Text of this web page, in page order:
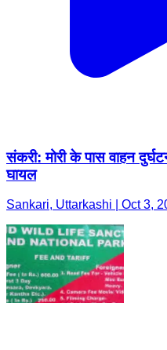
संकरी: मोरी के पास वाहन
घायल
Sankari, Uttarkashi | Oct 3,